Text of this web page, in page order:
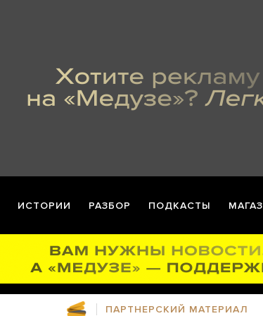
ИСТОРИИ РАЗБОР ПОДКАСТЫ МАГАЗ
ПАРТНЕРСКИЙ МАТЕРИАЛ